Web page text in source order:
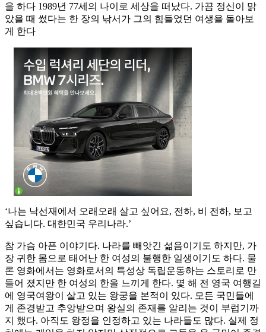
을 하다 1989년 77세의 나이로 세상을 떠났다. 가끔 정신이 맑
았을 때 썼다는 한 장의 낚서가 그의 힘들었던 여생을 돌아보
게 한다
‘나는 낙선재에서 오래오래 살고 싶어요, 전하, 비 전하, 보고
싶습니다. 대한민국 우리나라.’
참 가슴 아픈 이야기다. 나라를 빼앗긴 섦음이기도 하지만, 가
장 귀한 몸으로 태어난 한 여성의 불행한 일생이기도 하다. 물
론 영화에서는 영화로서의 특성상 독립운동하는 스토리로 만
들어 졌지만 한 여성의 한을 느끼게 한다. 몇 해 전 영국 여행길
에 영국여왕이 살고 있는 왕궁을 본적이 있다. 모든 국민들에
게 존경받고 추앙받으며 왕실의 존재를 알리는 것이 부럽기까
지 했다. 아직도 왕정을 인정하고 있는 나라들도 많다. 실제 정